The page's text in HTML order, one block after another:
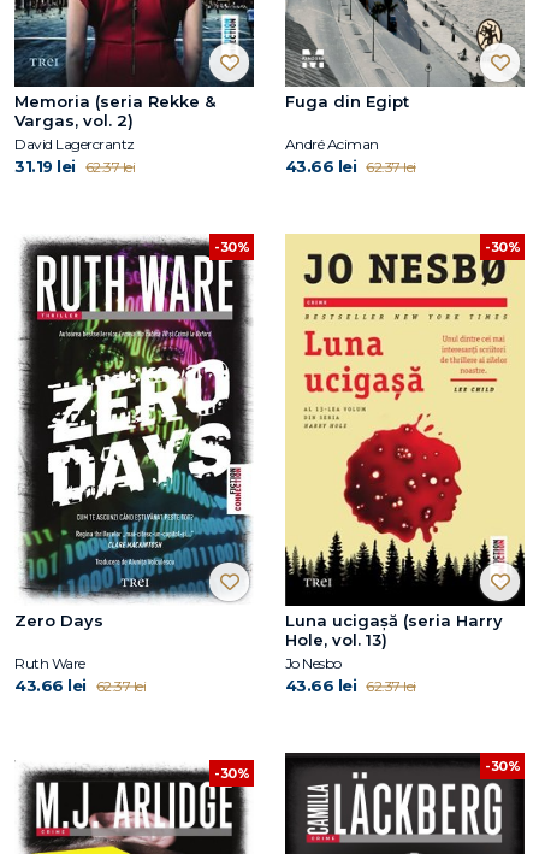
Memoria (seria Rekke &
Vargas, vol. 2)
David Lagercrantz
31.19 lei 62.37 lei
Fuga din Egipt
André Aciman
43.66 lei 62.37 lei
-30%
Zero Days
Ruth Ware
43.66 lei 62.37 lei
-30%
Luna ucigașă (seria Harry
Hole, vol. 13)
Jo Nesbo
43.66 lei 62.37 lei
-30% -30%